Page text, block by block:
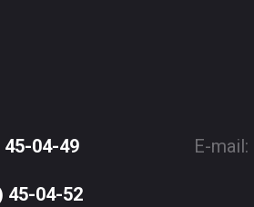
45-04-49
45-04-52
E-mail: